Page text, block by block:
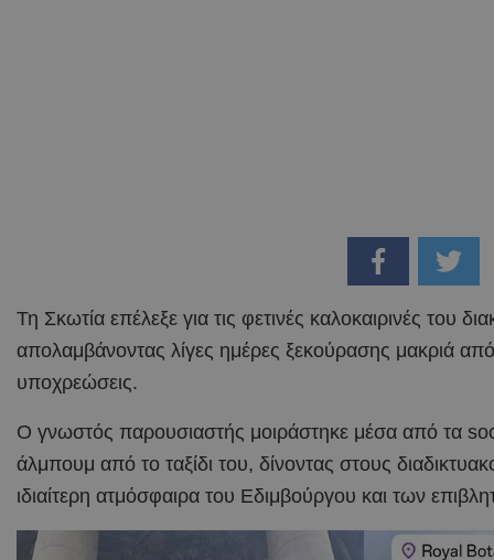
Τη Σκωτία επέλεξε για τις φετινές καλοκαιρινές του
απολαμβάνοντας λίγες ημέρες ξεκούρασης μακριά από
υποχρεώσεις.
Ο γνωστός παρουσιαστής μοιράστηκε μέσα από τα
άλμπουμ από το ταξίδι του, δίνοντας στους
ιδιαίτερη ατμόσφαιρα του Εδιμβούργου και των